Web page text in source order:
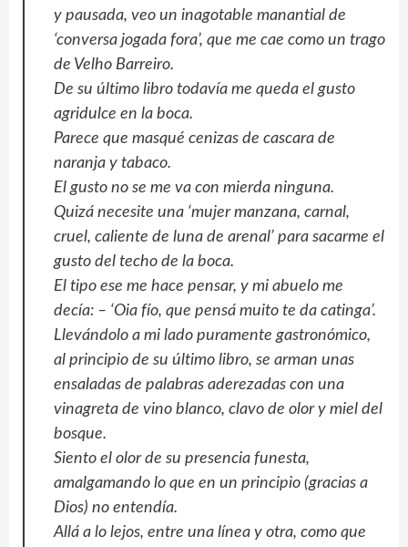
y pausada, veo un inagotable manantial de
‘conversa jogada fora’, que me cae como un trago
de Velho Barreiro.
De su último libro todavía me queda el gusto
agridulce en la boca.
Parece que masqué cenizas de cascara de
naranja y tabaco.
El gusto no se me va con mierda ninguna.
Quizá necesite una ‘mujer manzana, carnal,
cruel, caliente de luna de arenal’ para sacarme el
gusto del techo de la boca.
El tipo ese me hace pensar, y mi abuelo me
decía: – ‘Oia fío, que pensá muito te da catinga’.
Llevándolo a mi lado puramente gastronómico,
al principio de su último libro, se arman unas
ensaladas de palabras aderezadas con una
vinagreta de vino blanco, clavo de olor y miel del
bosque.
Siento el olor de su presencia funesta,
amalgamando lo que en un principio (gracias a
Dios) no entendía.
Allá a lo lejos, entre una línea y otra, como que